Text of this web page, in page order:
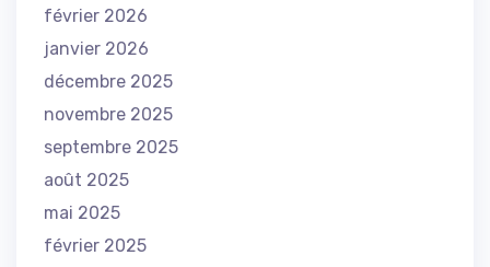
février 2026
janvier 2026
décembre 2025
novembre 2025
septembre 2025
août 2025
mai 2025
février 2025